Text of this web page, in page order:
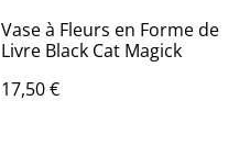
Vase à Fleurs en Forme de
Livre Black Cat Magick
17,50 €